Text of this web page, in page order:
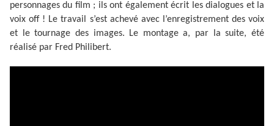
personnages du film ; ils ont également écrit les dialogues et la
voix off ! Le travail s’est achevé avec l’enregistrement des voix
et le tournage des images. Le montage a, par la suite, été
réalisé par Fred Philibert.